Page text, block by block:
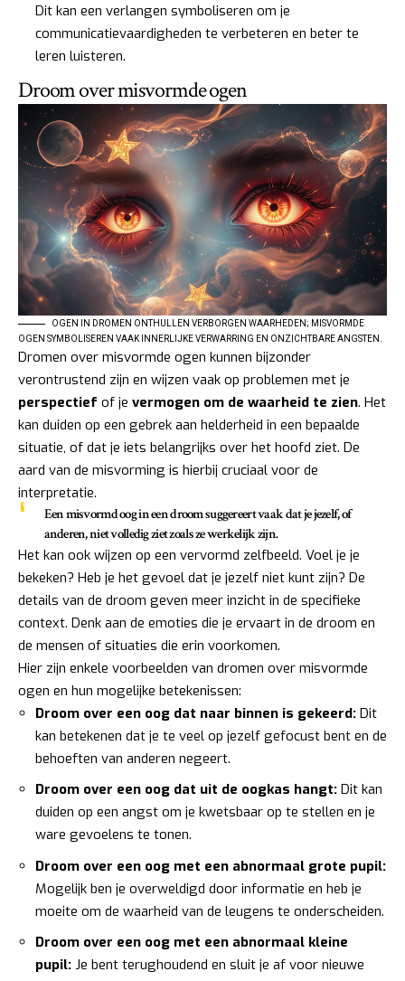
Dit kan een verlangen symboliseren om je
communicatievaardigheden te verbeteren en beter te
leren luisteren.
Droom over misvormde ogen
OGEN IN DROMEN ONTHULLEN VERBORGEN WAARHEDEN; MISVORMDE
OGEN SYMBOLISEREN VAAK INNERLIJKE VERWARRING EN ONZICHTBARE ANGSTEN.
Dromen over misvormde ogen kunnen bijzonder
verontrustend zijn en wijzen vaak op problemen met je
perspectief of je vermogen om de waarheid te zien. Het
kan duiden op een gebrek aan helderheid in een bepaalde
situatie, of dat je iets belangrijks over het hoofd ziet. De
aard van de misvorming is hierbij cruciaal voor de
interpretatie.
Een misvormd oog in een droom suggereert vaak dat je jezelf, of
anderen, niet volledig ziet zoals ze werkelijk zijn.
Het kan ook wijzen op een vervormd zelfbeeld. Voel je je
bekeken? Heb je het gevoel dat je jezelf niet kunt zijn? De
details van de droom geven meer inzicht in de specifieke
context. Denk aan de emoties die je ervaart in de droom en
de mensen of situaties die erin voorkomen.
Hier zijn enkele voorbeelden van dromen over misvormde
ogen en hun mogelijke betekenissen:
Droom over een oog dat naar binnen is gekeerd: Dit
kan betekenen dat je te veel op jezelf gefocust bent en de
behoeften van anderen negeert.
Droom over een oog dat uit de oogkas hangt: Dit kan
duiden op een angst om je kwetsbaar op te stellen en je
ware gevoelens te tonen.
Droom over een oog met een abnormaal grote pupil:
Mogelijk ben je overweldigd door informatie en heb je
moeite om de waarheid van de leugens te onderscheiden.
Droom over een oog met een abnormaal kleine
pupil: Je bent terughoudend en sluit je af voor nieuwe